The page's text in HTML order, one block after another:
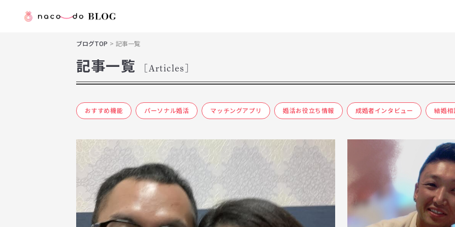
ブログTOP 記事一覧
記事一覧 [Articles]
おすすめ機能 パーソナル婚活 マッチングアプリ 婚活お役立ち情報 成婚者インタビュー 結婚